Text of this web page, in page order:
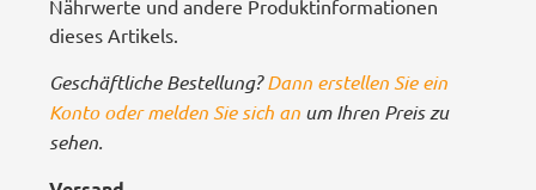
Nährwerte und andere Produktinformationen
dieses Artikels.
Geschäftliche Bestellung?Dann erstellen Sie ein
Konto oder melden Sie sich an um Ihren Preis zu
sehen.